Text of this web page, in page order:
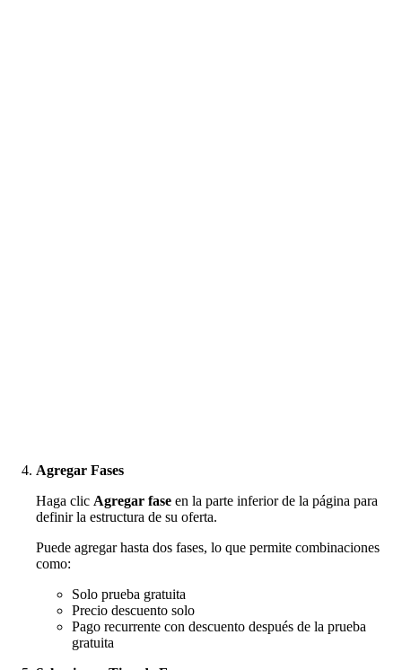
Agregar Fases
Haga clic Agregar fase en la parte inferior de la página para
definir la estructura de su oferta.
Puede agregar hasta dos fases, lo que permite combinaciones
como:
Solo prueba gratuita
Precio descuento solo
Pago recurrente con descuento después de la prueba
gratuita